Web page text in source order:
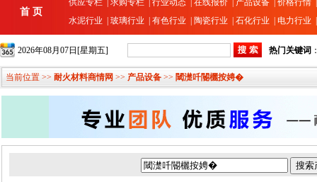
首 页
供应专栏 求购专栏 行业动态 在线报价 产品设备 价格行情
水泥行业
玻璃行业 有色行业 陶瓷行业 石化行业 电力行业
2026年08月07日[星期五] 热门关键词
当前位置 >> 耐火材料商情网 >> 产品设备 >> 閾濋吀閽欐按娉�